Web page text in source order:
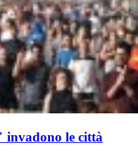
le città